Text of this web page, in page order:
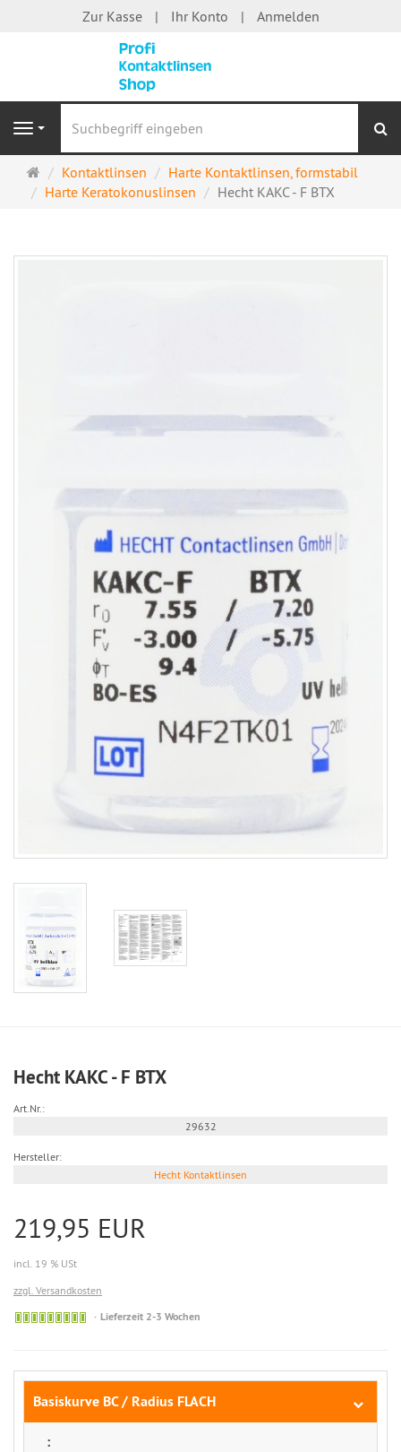
Zur Kasse Ihr Konto Anmelden
Navigation
Startseite
Kontaktlinsen
Harte Kontaktlinsen, formstabil
Harte Keratokonuslinsen
Hecht KAKC - F BTX
Hecht KAKC - F BTX
Art.Nr.:
29632
Hersteller:
Hecht Kontaktlinsen
219,95 EUR
incl. 19 % USt
zzgl. Versandkosten
Kurzfristig
Lieferzeit 2-3 Wochen
Basiskurve BC / Radius FLACH
: